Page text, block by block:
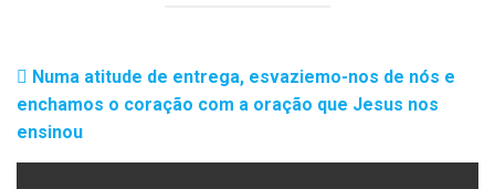
Numa atitude de entrega, esvaziemo-nos de nós e
enchamos o coração com a oração que Jesus nos
ensinou